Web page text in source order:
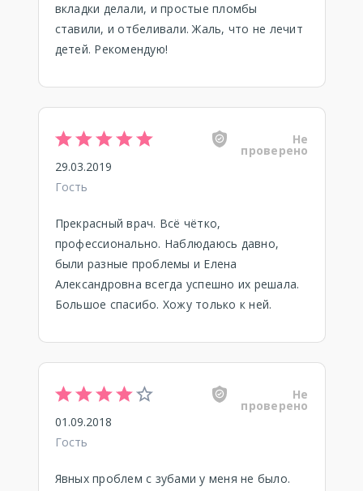
вкладки делали, и простые пломбы
ставили, и отбеливали. Жаль, что не лечит
детей. Рекомендую!
Не
проверено
29.03.2019
Гость
Прекрасный врач. Всё чётко,
профессионально. Наблюдаюсь давно,
были разные проблемы и Елена
Александровна всегда успешно их решала.
Большое спасибо. Хожу только к ней.
Не
проверено
01.09.2018
Гость
Явных проблем с зубами у меня не было.